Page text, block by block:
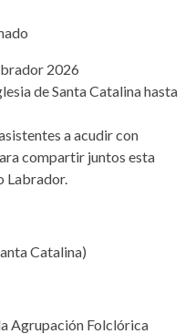
2026
de Santa Catalina hasta
a acudir con
compartir juntos esta
Labrador.
Catalina)
Agrupación Folclórica